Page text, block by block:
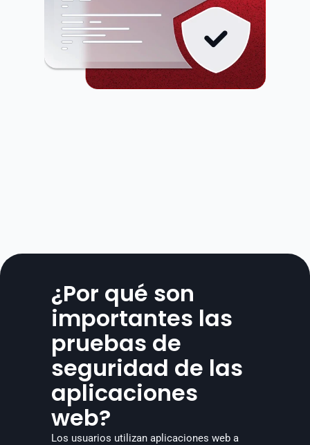
¿Por qué son
importantes las
pruebas de
seguridad de las
aplicaciones
web?
Los usuarios utilizan aplicaciones web a